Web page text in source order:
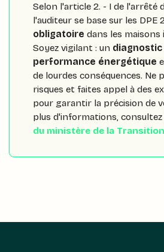
Selon l'article 2. - I de l'arrêté
l'auditeur se base sur les DPE
obligatoire dans les maisons
Soyez vigilant : un diagnostic
performance énergétique
de lourdes conséquences. Ne
risques et faites appel à des
pour garantir la précision de
plus d'informations, consultez
du ministère de la